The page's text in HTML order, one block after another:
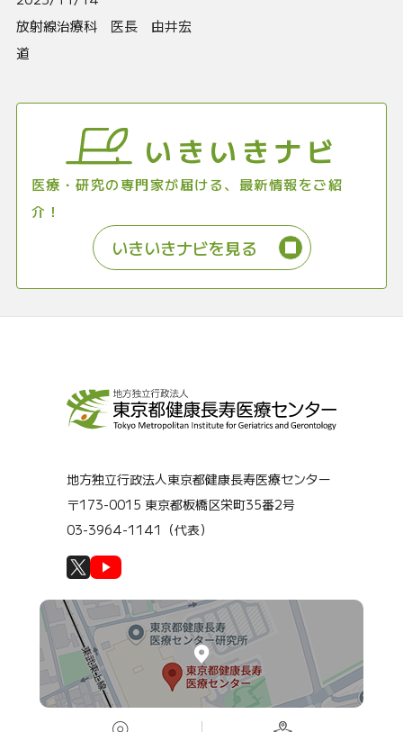
放射線治療科 医長 由井宏
道
いきいきナビ
医療・研究の専門家が届ける、最新情報をご紹
介！
いきいきナビを見る
地方独立行政法人東京都健康長寿医療センター
〒173-0015 東京都板橋区栄町35番2号
03-3964-1141（代表）